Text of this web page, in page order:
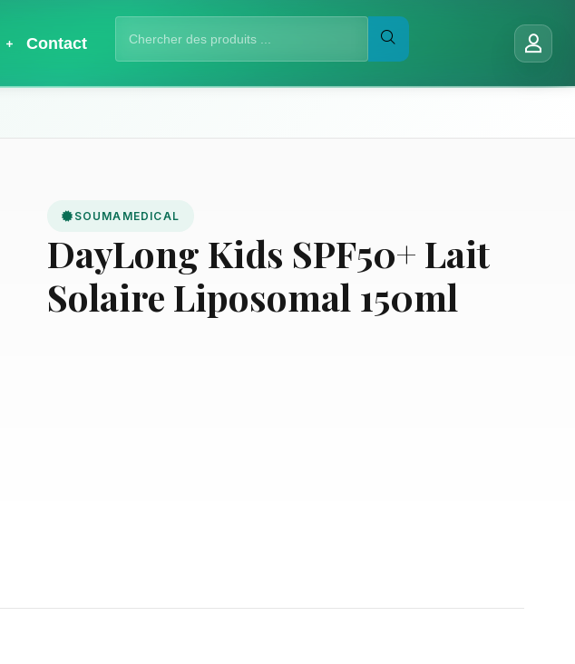
Contact
SOUMAMEDICAL
DayLong Kids SPF50+ Lait
Solaire Liposomal 150ml